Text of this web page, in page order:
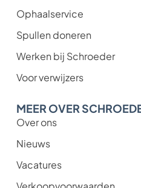
Ophaalservice
Spullen doneren
Werken bij Schroeder
Voor verwijzers
MEER OVER
Over ons
Nieuws
Vacatures